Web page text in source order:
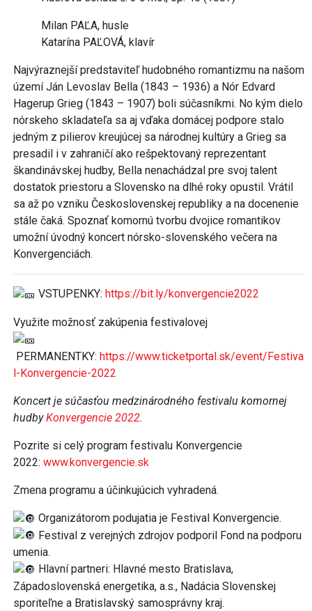
Milan PAĽA, husle
Katarína PAĽOVÁ, klavír
Najvýraznejší predstaviteľ hudobného romantizmu na našom
území Ján Levoslav Bella (1843 – 1936) a Nór Edvard
Hagerup Grieg (1843 – 1907) boli súčasníkmi. No kým dielo
nórskeho skladateľa sa aj vďaka domácej podpore stalo
jedným z pilierov kreujúcej sa národnej kultúry a Grieg sa
presadil i v zahraničí ako rešpektovaný reprezentant
škandinávskej hudby, Bella nenachádzal pre svoj talent
dostatok priestoru a Slovensko na dlhé roky opustil. Vrátil
sa až po vzniku Československej republiky a na docenenie
stále čaká. Spoznať komornú tvorbu dvojice romantikov
umožní úvodný koncert nórsko-slovenského večera na
Konvergenciách.
VSTUPENKY: https://bit.ly/konvergencie2022
Využite možnosť zakúpenia festivalovej
PERMANENTKY: https://www.ticketportal.sk/event/Festiva
l-Konvergencie-2022
Koncert je súčasťou medzinárodného festivalu komornej
hudbyKonvergencie 2022.
Pozrite si celý program festivalu Konvergencie
2022: www.konvergencie.sk
Zmena programu a účinkujúcich vyhradená.
Organizátorom podujatia je Festival Konvergencie.
Festival z verejných zdrojov podporil Fond na podporu
umenia.
Hlavní partneri: Hlavné mesto Bratislava,
Západoslovenská energetika, a.s., Nadácia Slovenskej
sporiteľne a Bratislavský samosprávny kraj.